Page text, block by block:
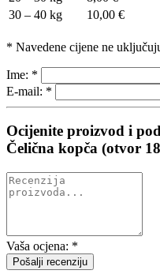
30 – 40 kg
10,00 €
* Navedene cijene ne
Ime: *
E-mail: *
Ocijenite proizvod i
Čelična kopča (otvor
Vaša ocjena: *